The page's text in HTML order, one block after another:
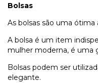
Bolsas
As bolsas são uma
A bolsa é um item
mulher moderna, é uma
Bolsas podem ser
elegante.